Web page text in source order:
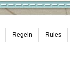
Regeln Rules